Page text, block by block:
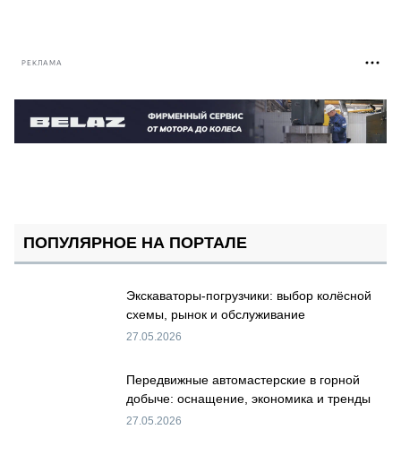
РЕКЛАМА
ПОПУЛЯРНОЕ НА ПОРТАЛЕ
Экскаваторы-погрузчики: выбор колёсной
схемы, рынок и обслуживание
27.05.2026
Передвижные автомастерские в горной
добыче: оснащение, экономика и тренды
27.05.2026